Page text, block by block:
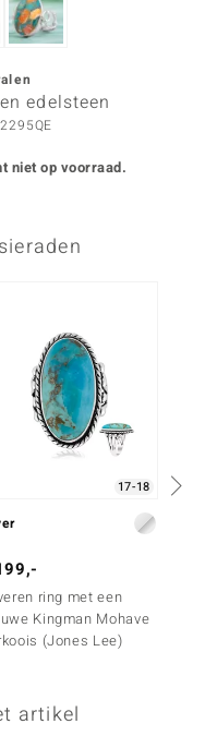
edelsteen
niet op voorraad.
17-18
ring met een
Kingman Mohave
(Jones Lee)
artikel